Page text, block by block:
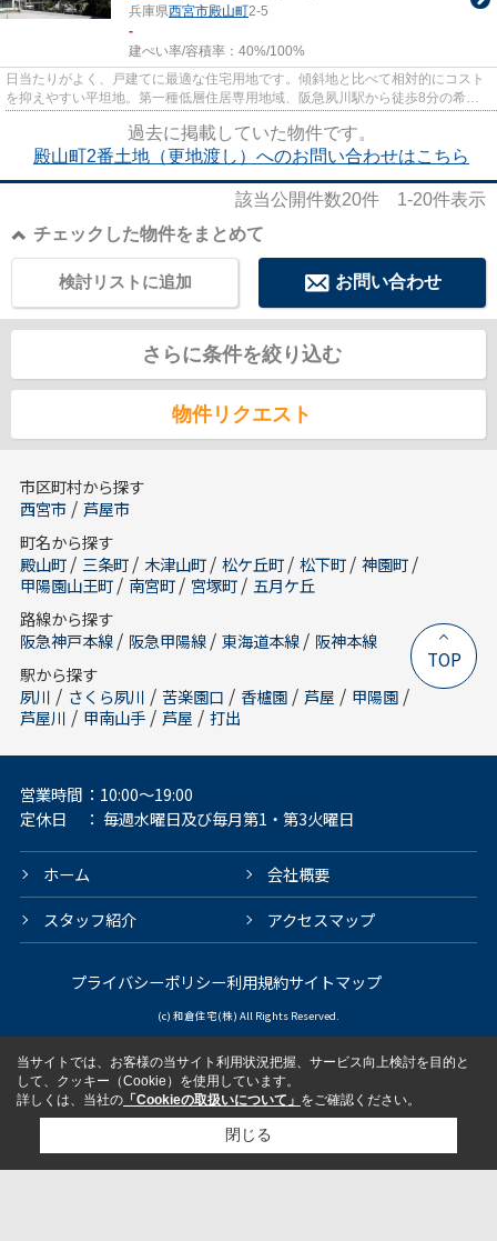
兵庫県西宮市殿山町2-5
-
建ぺい率/容積率： 40%/100%
日当たりがよく、戸建てに最適な住宅用地です。傾斜地と比べて相対的にコスト
を抑えやすい平坦地。第一種低層住居専用地域、阪急夙川駅から徒歩8分の希少
物件となっています。売地をお...
過去に掲載していた物件です。
殿山町2番土地（更地渡し）へのお問い合わせはこちら
該当公開件数20件 1-20件表示
チェックした物件をまとめて
お問い合わせ
検討リストに追加
さらに条件を絞り込む
物件リクエスト
TOP
市区町村から探す
西宮市 / 芦屋市
町名から探す
殿山町/ 三条町/ 木津山町/ 松ケ丘町/ 松下町/ 神園町/
甲陽園山王町/ 南宮町/ 宮塚町/ 五月ケ丘
路線から探す
阪急神戸本線/ 阪急甲陽線/ 東海道本線/ 阪神本線
駅から探す
夙川 / さくら夙川 / 苦楽園口 / 香櫨園 / 芦屋 / 甲陽園 /
芦屋川 / 甲南山手 / 芦屋 / 打出
営業時間 ：10:00～19:00
定休日
： 毎週水曜日及び毎月第1・第3火曜日
ホーム
会社概要
スタッフ紹介
アクセスマップ
プライバシーポリシー利用規約サイトマップ
(c) 和倉住宅(株) All Rights Reserved.
当サイトでは、お客様の当サイト利用状況把握、サービス向上検討を目的と
して、クッキー（Cookie）を使用しています。
詳しくは、当社の 「Cookieの取扱いについて」 をご確認ください。
閉じる